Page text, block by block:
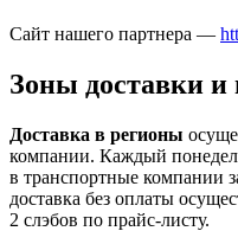
Сайт нашего партнера —
Зоны доставки и
Доставка в регионы
компании. Каждый
в транспортные компании
доставка без оплаты
2 слэбов по прайс-листу.